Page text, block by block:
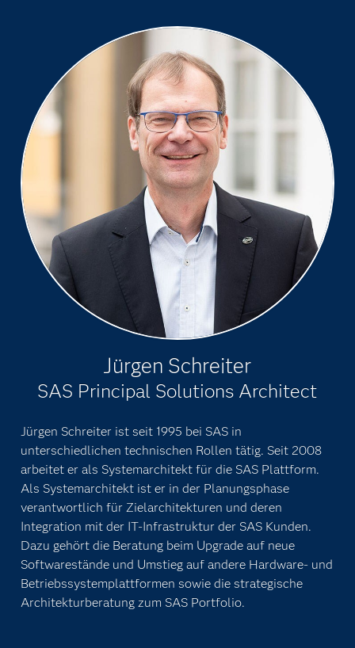
Jürgen Schreiter
SAS Principal Solutions Architect
Jürgen Schreiter ist seit 1995 bei SAS in
unterschiedlichen technischen Rollen tätig. Seit 2008
arbeitet er als Systemarchitekt für die SAS Plattform.
Als Systemarchitekt ist er in der Planungsphase
verantwortlich für Zielarchitekturen und deren
Integration mit der IT-Infrastruktur der SAS Kunden.
Dazu gehört die Beratung beim Upgrade auf neue
Softwarestände und Umstieg auf andere Hardware- und
Betriebssystemplattformen sowie die strategische
Architekturberatung zum SAS Portfolio.